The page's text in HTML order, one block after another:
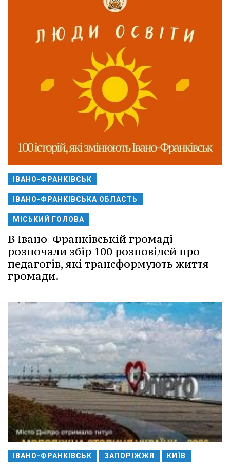
ІВАНО-ФРАНКІВСЬК
ІВАНО-ФРАНКІВСЬКА ОБЛАСТЬ
МІСЬКИЙ ГОЛОВА
В Івано-Франківській громаді
розпочали збір 100 розповідей про
педагогів, які трансформують життя
громади.
ІВАНО-ФРАНКІВСЬК ЗАПОРІЖЖЯ КИЇВ